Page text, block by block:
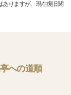
ありますが、現在復旧関
への道順